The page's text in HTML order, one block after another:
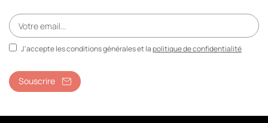
J'accepte les conditions générales et lapolitique de confidentialité
Souscrire